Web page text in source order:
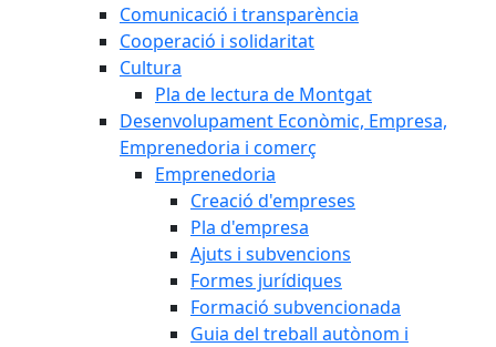
Comunicació i transparència
Cooperació i solidaritat
Cultura
Pla de lectura de Montgat
Desenvolupament Econòmic, Empresa,
Emprenedoria i comerç
Emprenedoria
Creació d'empreses
Pla d'empresa
Ajuts i subvencions
Formes jurídiques
Formació subvencionada
Guia del treball autònom i